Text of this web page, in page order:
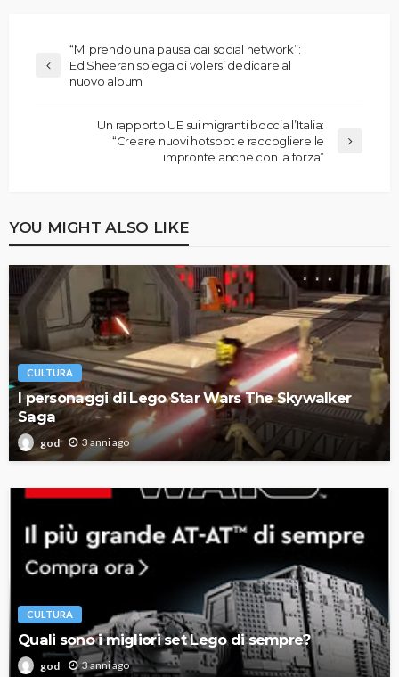
“Mi prendo una pausa dai social network”:
Ed Sheeran spiega di volersi dedicare al
nuovo album
Un rapporto UE sui migranti boccia l’Italia:
“Creare nuovi hotspot e raccogliere le
impronte anche con la forza”
YOU MIGHT ALSO LIKE
CULTURA
I personaggi di Lego Star Wars The Skywalker
Saga
god 3 anni ago
CULTURA
Quali sono i migliori set Lego di sempre?
god 3 anni ago